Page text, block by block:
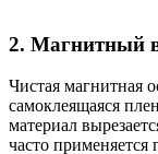
2. Магнитный
Чистая магнитная
самоклеящаяся
материал
часто